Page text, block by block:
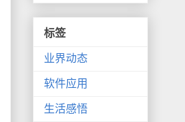
标签
业界动态
软件应用
生活感悟